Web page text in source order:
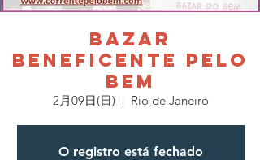
BAZAR
BENEFICENTE PELO
BEM
2月09日(日)
  |
Rio de Janeiro
O registro está fechado